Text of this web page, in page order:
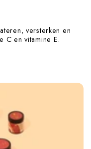
versterken en
C en vitamine E.